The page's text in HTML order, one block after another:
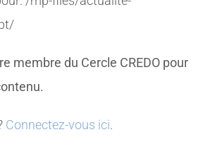
membre du Cercle CREDO pour
Connectez-vous ici.